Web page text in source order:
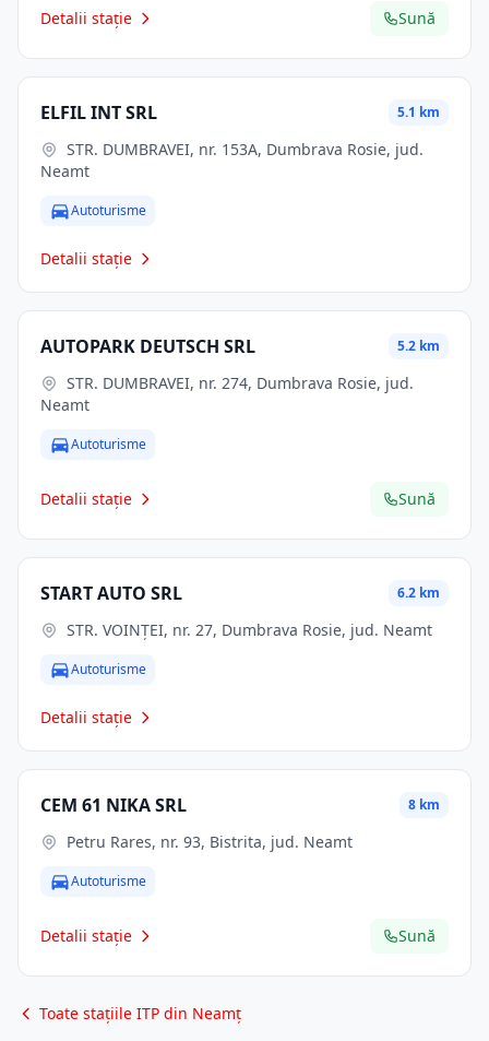
Detalii stație Sună
ELFIL INT SRL 5.1 km
Neamt
Autoturisme
Detalii stație
AUTOPARK DEUTSCH SRL 5.2 km
Neamt
Autoturisme
Detalii stație Sună
START AUTO SRL 6.2 km
STR. VOINŢEI, nr. 27, Dumbrava Rosie, jud. Neamt
Autoturisme
Detalii stație
CEM 61 NIKA SRL 8 km
Petru Rares, nr. 93, Bistrita, jud. Neamt
Autoturisme
Detalii stație Sună
Toate stațiile ITP din Neamț